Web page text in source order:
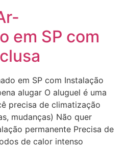
em SP com
em SP com Instalação
alugar O aluguel é uma
precisa de climatização
mudanças) Não quer
permanente Precisa de
de calor intenso